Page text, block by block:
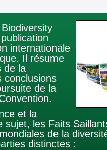
internationale
Il résume
de la
conclusions
de la
et la
sujet, les Faits
de la
distinctes :